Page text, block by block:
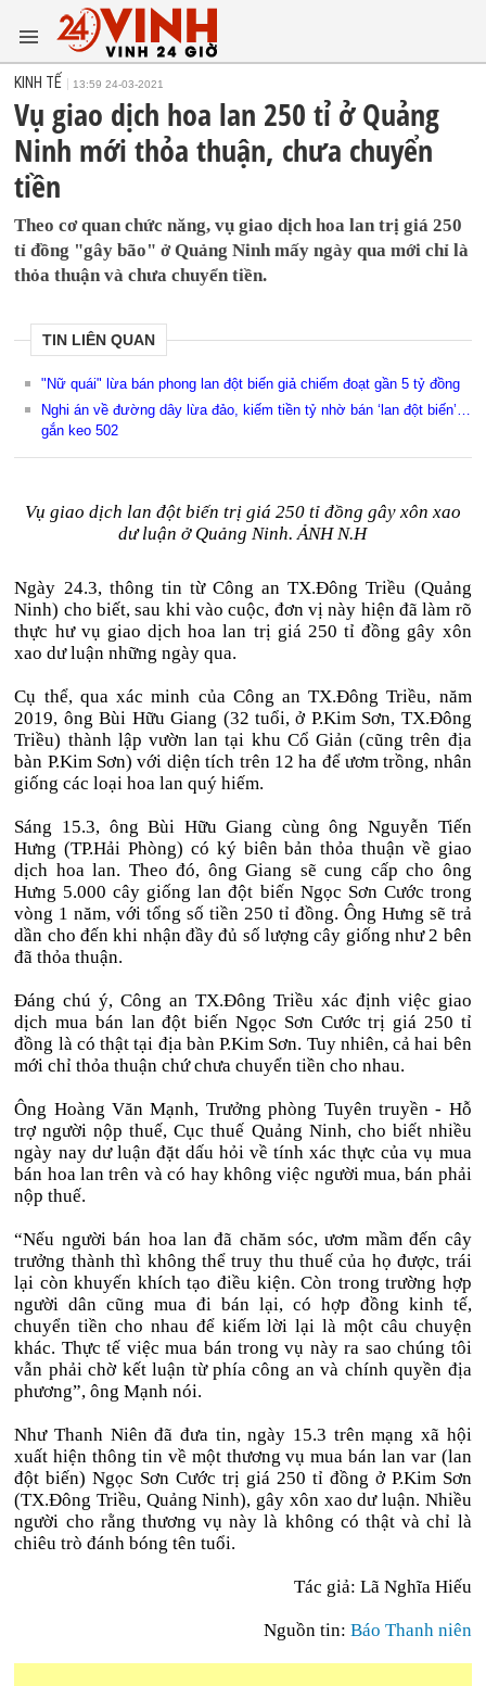
KINH TẾ 13:59 24-03-2021
Vụ giao dịch hoa lan 250 tỉ ở Quảng
Ninh mới thỏa thuận, chưa chuyển
tiền
Theo cơ quan chức năng, vụ giao dịch hoa lan trị giá 250
tỉ đồng "gây bão" ở Quảng Ninh mấy ngày qua mới chỉ là
thỏa thuận và chưa chuyển tiền.
TIN LIÊN QUAN
"Nữ quái" lừa bán phong lan đột biến giả chiếm đoạt gần 5 tỷ đồng
Nghi án về đường dây lừa đảo, kiếm tiền tỷ nhờ bán ‘lan đột biến’…
gắn keo 502
Vụ giao dịch lan đột biến trị giá 250 tỉ đồng gây xôn xao
dư luận ở Quảng Ninh. ẢNH N.H
Ngày 24.3, thông tin từ Công an TX.Đông Triều (Quảng
Ninh) cho biết, sau khi vào cuộc, đơn vị này hiện đã làm rõ
thực hư vụ giao dịch hoa lan trị giá 250 tỉ đồng gây xôn
xao dư luận những ngày qua.
Cụ thể, qua xác minh của Công an TX.Đông Triều, năm
2019, ông Bùi Hữu Giang (32 tuổi, ở P.Kim Sơn, TX.Đông
Triều) thành lập vườn lan tại khu Cổ Giản (cũng trên địa
bàn P.Kim Sơn) với diện tích trên 12 ha để ươm trồng, nhân
giống các loại hoa lan quý hiếm.
Sáng 15.3, ông Bùi Hữu Giang cùng ông Nguyễn Tiến
Hưng (TP.Hải Phòng) có ký biên bản thỏa thuận về giao
dịch hoa lan. Theo đó, ông Giang sẽ cung cấp cho ông
Hưng 5.000 cây giống lan đột biến Ngọc Sơn Cước trong
vòng 1 năm, với tổng số tiền 250 tỉ đồng. Ông Hưng sẽ trả
dần cho đến khi nhận đầy đủ số lượng cây giống như 2 bên
đã thỏa thuận.
Đáng chú ý, Công an TX.Đông Triều xác định việc giao
dịch mua bán lan đột biến Ngọc Sơn Cước trị giá 250 tỉ
đồng là có thật tại địa bàn P.Kim Sơn. Tuy nhiên, cả hai bên
mới chỉ thỏa thuận chứ chưa chuyển tiền cho nhau.
Ông Hoàng Văn Mạnh, Trưởng phòng Tuyên truyền - Hỗ
trợ người nộp thuế, Cục thuế Quảng Ninh, cho biết nhiều
ngày nay dư luận đặt dấu hỏi về tính xác thực của vụ mua
bán hoa lan trên và có hay không việc người mua, bán phải
nộp thuế.
“Nếu người bán hoa lan đã chăm sóc, ươm mầm đến cây
trưởng thành thì không thể truy thu thuế của họ được, trái
lại còn khuyến khích tạo điều kiện. Còn trong trường hợp
người dân cũng mua đi bán lại, có hợp đồng kinh tế,
chuyển tiền cho nhau để kiếm lời lại là một câu chuyện
khác. Thực tế việc mua bán trong vụ này ra sao chúng tôi
vẫn phải chờ kết luận từ phía công an và chính quyền địa
phương”, ông Mạnh nói.
Như Thanh Niên đã đưa tin, ngày 15.3 trên mạng xã hội
xuất hiện thông tin về một thương vụ mua bán lan var (lan
đột biến) Ngọc Sơn Cước trị giá 250 tỉ đồng ở P.Kim Sơn
(TX.Đông Triều, Quảng Ninh), gây xôn xao dư luận. Nhiều
người cho rằng thương vụ này là không có thật và chỉ là
chiêu trò đánh bóng tên tuổi.
Tác giả: Lã Nghĩa Hiếu
Nguồn tin: Báo Thanh niên